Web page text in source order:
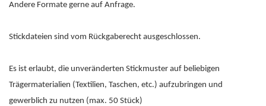
Andere Formate gerne auf Anfrage.
Stickdateien sind vom Rückgaberecht ausgeschlossen.
Es ist erlaubt, die unveränderten Stickmuster auf beliebigen
Trägermaterialien (Textilien, Taschen, etc.) aufzubringen und
gewerblich zu nutzen (max. 50 Stück)